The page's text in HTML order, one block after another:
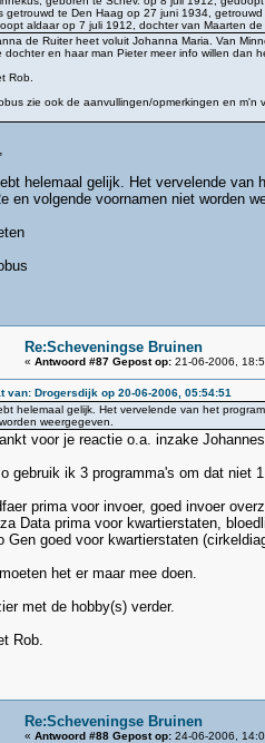
getrouwd te Den Haag op 27 juni 1934,
aldaar op 7 juli 1912, dochter van Maarten
de Ruiter heet voluit Johanna Maria. Van
dochter en haar man Pieter meer info willen dan
Rob.
zie ook de aanvullingen/opmerkingen en m'n
helemaal gelijk. Het vervelende van
en volgende voornamen niet worden
Re:Scheveningse Bruinen
« Antwoord #87 Gepost op:21-06-2006,
van: Drogersdijk op 20-06-2006, 05:54:51
helemaal gelijk. Het vervelende van het
weergegeven.
voor je reactie o.a. inzake
gebruik ik 3 programma's om dat niet
prima voor invoer, goed invoer
Data prima voor kwartierstaten,
Gen goed voor kwartierstaten
het er maar mee doen.
met de hobby(s) verder.
Rob.
Re:Scheveningse Bruinen
« Antwoord #88 Gepost op:24-06-2006,